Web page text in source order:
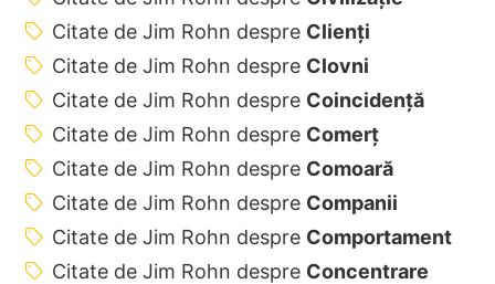
Citate de Jim Rohn despre Clienți
Citate de Jim Rohn despre Clovni
Citate de Jim Rohn despre Coincidenţă
Citate de Jim Rohn despre Comerț
Citate de Jim Rohn despre Comoară
Citate de Jim Rohn despre Companii
Citate de Jim Rohn despre Comportament
Citate de Jim Rohn despre Concentrare